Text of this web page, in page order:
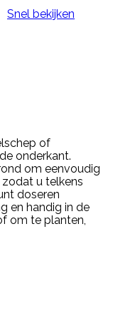
Snel bekijken
of
onderkant.
om eenvoudig
u telkens
doseren
en handig in de
om te planten,